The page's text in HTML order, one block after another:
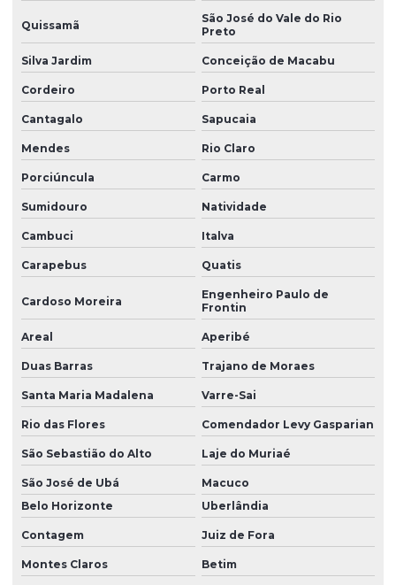
Quissamã
São José do Vale do Rio
Preto
Silva Jardim Conceição de Macabu
Cordeiro Porto Real
Cantagalo Sapucaia
Mendes Rio Claro
Porciúncula Carmo
Sumidouro Natividade
Cambuci Italva
Carapebus Quatis
Cardoso Moreira
Engenheiro Paulo de
Frontin
Areal Aperibé
Duas Barras Trajano de Moraes
Santa Maria Madalena Varre-Sai
Rio das Flores Comendador Levy Gasparian
São Sebastião do Alto Laje do Muriaé
São José de Ubá
Macuco
Belo Horizonte
Uberlândia
Contagem Juiz de Fora
Montes Claros Betim